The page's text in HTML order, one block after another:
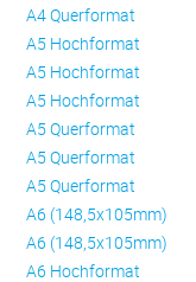
A4 Querformat
A5 Hochformat
A5 Hochformat
A5 Hochformat
A5 Querformat
A5 Querformat
A5 Querformat
A6 (148,5x105mm)
A6 (148,5x105mm)
A6 Hochformat